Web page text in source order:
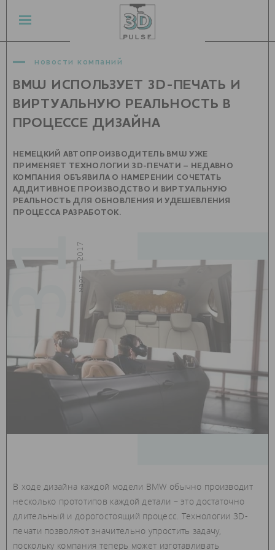
новости компаний
BMW ИСПОЛЬЗУЕТ 3D-ПЕЧАТЬ И
ВИРТУАЛЬНУЮ РЕАЛЬНОСТЬ В
ПРОЦЕССЕ ДИЗАЙНА
НЕМЕЦКИЙ АВТОПРОИЗВОДИТЕЛЬ BMW УЖЕ
ПРИМЕНЯЕТ ТЕХНОЛОГИИ 3D-ПЕЧАТИ – НЕДАВНО
КОМПАНИЯ ОБЪЯВИЛА О НАМЕРЕНИИ СОЧЕТАТЬ
АДДИТИВНОЕ ПРОИЗВОДСТВО И ВИРТУАЛЬНУЮ
РЕАЛЬНОСТЬ ДЛЯ ОБНОВЛЕНИЯ И УДЕШЕВЛЕНИЯ
ПРОЦЕССА РАЗРАБОТОК.
31
март — 2017
В ходе дизайна каждой модели BMW обычно производит
несколько прототипов каждой детали – это достаточно
длительный и дорогостоящий процесс. Технологии 3D-
печати позволяют значительно упростить задачу,
поскольку компания теперь может изготавливать